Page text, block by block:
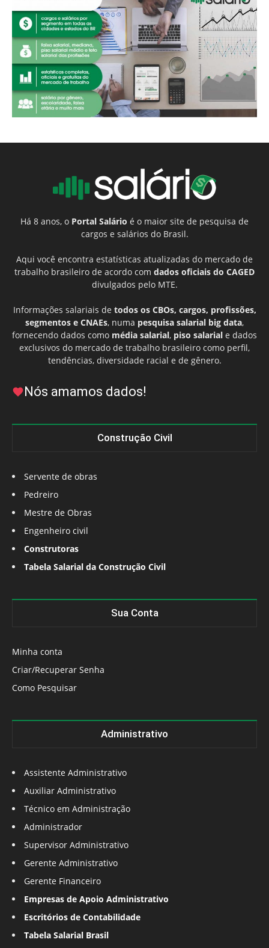
Há 8 anos, o Portal Salário é o maior site de pesquisa de
cargos e salários do Brasil.
Aqui você encontra estatísticas atualizadas do mercado de
trabalho brasileiro de acordo com dados oficiais do CAGED
divulgados pelo MTE.
Informações salariais de todos os CBOs, cargos, profissões,
segmentos e CNAEs, numa pesquisa salarial big data,
fornecendo dados como média salarial, piso salarial e dados
exclusivos do mercado de trabalho brasileiro como perfil,
tendências, diversidade racial e de gênero.
Nós amamos dados!
Construção Civil
Servente de obras
Pedreiro
Mestre de Obras
Engenheiro civil
Construtoras
Tabela Salarial da Construção Civil
Sua Conta
Minha conta
Criar/Recuperar Senha
Como Pesquisar
Administrativo
Assistente Administrativo
Auxiliar Administrativo
Técnico em Administração
Administrador
Supervisor Administrativo
Gerente Administrativo
Gerente Financeiro
Empresas de Apoio Administrativo
Escritórios de Contabilidade
Tabela Salarial Brasil